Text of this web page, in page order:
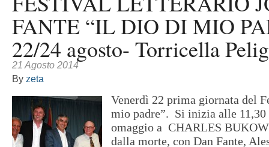
FANTE “IL DIO DI MIO
22/24 agosto- Torricella
21 Agosto 2014
By zeta
Venerdì 22 prima giornata del
mio padre”. Si inizia alle 11,30
omaggio a CHARLES
dalla morte, con Dan Fante,